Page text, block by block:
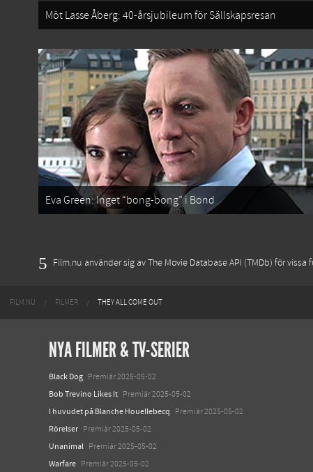
Möt Lasse Åberg: 40-årsjubileum för Sällskapsresan
Eva Green: Inget “bong-bong” i Bond
Film.nu använder sig av The Movie Database API (TMDb) för
FILM.NU FILMER THEY ALL COME OUT
NYA FILMER & TV-SERIER
Black Dog Premiär 2025-05-02
Bob Trevino Likes It Premiär 2025-05-02
I huvudet på Blanche Houellebecq Premiär 2025-05-02
Rörelser Premiär 2025-05-02
Unanimal Premiär 2025-05-02
Warfare Premiär 2025-05-02